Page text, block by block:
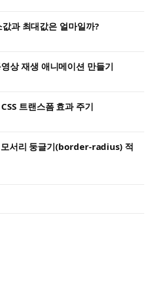
과 최대값은 얼마일까?
상 재생 애니메이션 만들기
트랜스폼 효과 주기
서리 둥글기(border-radius) 적